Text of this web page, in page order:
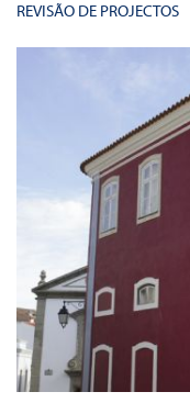
REVISÃO DE PROJECTOS